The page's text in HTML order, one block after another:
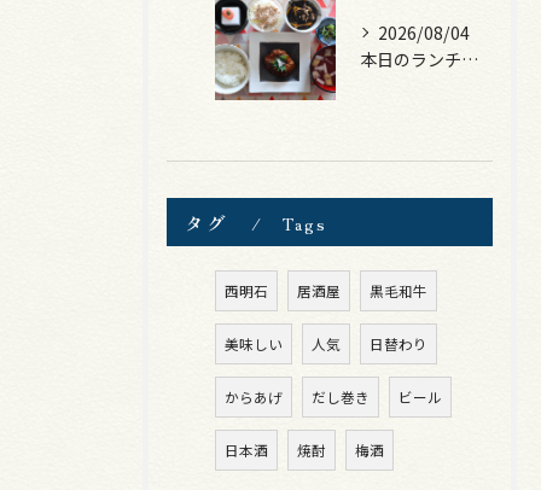
2026/08/04
本日のランチは、煮込みハンバーグ！
タグ Tags
西明石 居酒屋 黒毛和牛
美味しい 人気 日替わり
からあげ だし巻き ビール
日本酒 焼酎 梅酒